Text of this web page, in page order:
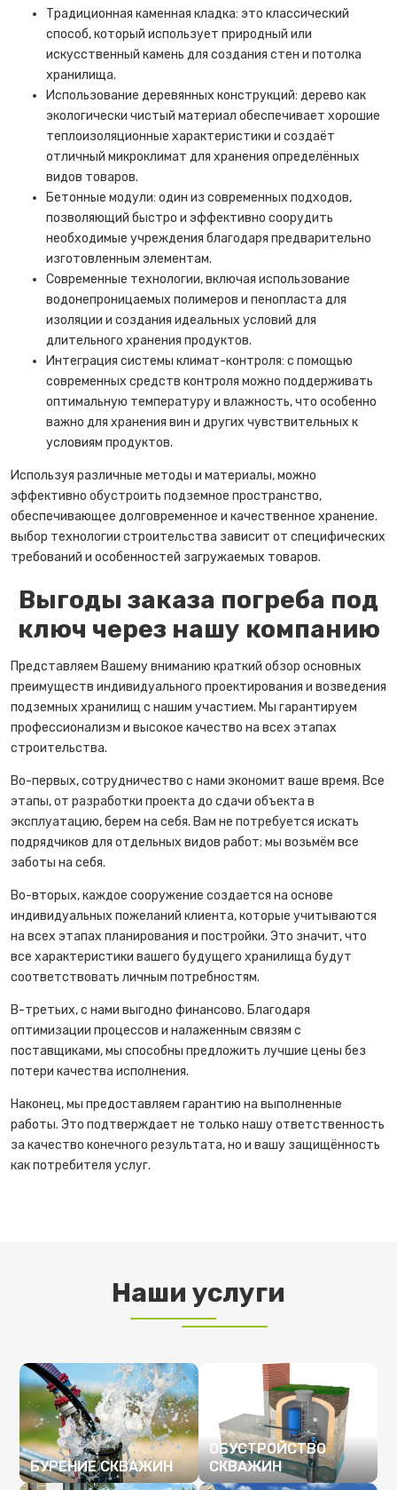
Традиционная каменная кладка: это классический
способ, который использует природный или
искусственный камень для создания стен и потолка
хранилища.
Использование деревянных конструкций: дерево как
экологически чистый материал обеспечивает хорошие
теплоизоляционные характеристики и создаёт
отличный микроклимат для хранения определённых
видов товаров.
Бетонные модули: один из современных подходов,
позволяющий быстро и эффективно соорудить
необходимые учреждения благодаря предварительно
изготовленным элементам.
Современные технологии, включая использование
водонепроницаемых полимеров и пенопласта для
изоляции и создания идеальных условий для
длительного хранения продуктов.
Интеграция системы климат-контроля: с помощью
современных средств контроля можно поддерживать
оптимальную температуру и влажность, что особенно
важно для хранения вин и других чувствительных к
условиям продуктов.
Используя различные методы и материалы, можно
эффективно обустроить подземное пространство,
обеспечивающее долговременное и качественное хранение.
выбор технологии строительства зависит от специфических
требований и особенностей загружаемых товаров.
Выгоды заказа погреба под
ключ через нашу компанию
Представляем Вашему вниманию краткий обзор основных
преимуществ индивидуального проектирования и возведения
подземных хранилищ с нашим участием. Мы гарантируем
профессионализм и высокое качество на всех этапах
строительства.
Во-первых, сотрудничество с нами экономит ваше время. Все
этапы, от разработки проекта до сдачи объекта в
эксплуатацию, берем на себя. Вам не потребуется искать
подрядчиков для отдельных видов работ; мы возьмём все
заботы на себя.
Во-вторых, каждое сооружение создается на основе
индивидуальных пожеланий клиента, которые учитываются
на всех этапах планирования и постройки. Это значит, что
все характеристики вашего будущего хранилища будут
соответствовать личным потребностям.
В-третьих, с нами выгодно финансово. Благодаря
оптимизации процессов и налаженным связям с
поставщиками, мы способны предложить лучшие цены без
потери качества исполнения.
Наконец, мы предоставляем гарантию на выполненные
работы. Это подтверждает не только нашу ответственность
за качество конечного результата, но и вашу защищённость
как потребителя услуг.
Наши услуги
БУРЕНИЕ СКВАЖИН
ОБУСТРОЙСТВО
СКВАЖИН